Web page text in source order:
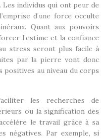
Les individus qui ont peur de
d’une force occulte
Quant aux pouvoirs
l’estime et la confiance
stress seront plus facile à
par la pierre vont donc
au niveau du corps
les recherches de
ou la signification des
le travail grâce à sa
négatives. Par exemple, si